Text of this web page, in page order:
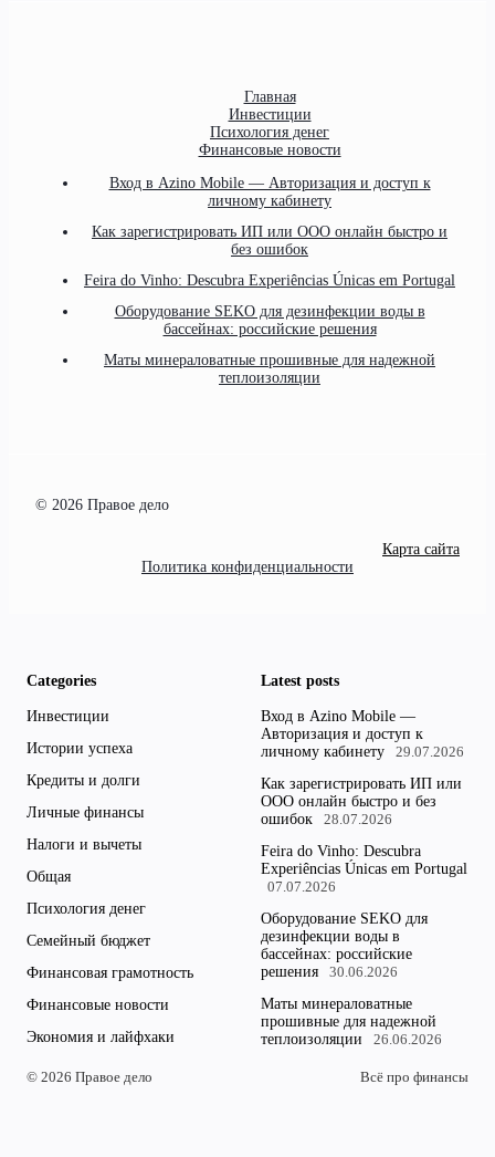
Главная
Инвестиции
Психология денег
Финансовые новости
Вход в Azino Mobile — Авторизация и доступ к
личному кабинету
Как зарегистрировать ИП или ООО онлайн быстро и
без ошибок
Feira do Vinho: Descubra Experiências Únicas em Portugal
Оборудование SEKO для дезинфекции воды в
бассейнах: российские решения
Маты минераловатные прошивные для надежной
теплоизоляции
© 2026 Правое дело
Карта сайта
Политика конфиденциальности
Categories
Инвестиции
Истории успеха
Кредиты и долги
Личные финансы
Налоги и вычеты
Общая
Психология денег
Семейный бюджет
Финансовая грамотность
Финансовые новости
Экономия и лайфхаки
Latest posts
Вход в Azino Mobile —
Авторизация и доступ к
личному кабинету
29.07.2026
Как зарегистрировать ИП или
ООО онлайн быстро и без
ошибок
28.07.2026
Feira do Vinho: Descubra
Experiências Únicas em Portugal
07.07.2026
Оборудование SEKO для
дезинфекции воды в
бассейнах: российские
решения
30.06.2026
Маты минераловатные
прошивные для надежной
теплоизоляции
26.06.2026
© 2026 Правое дело Всё про финансы